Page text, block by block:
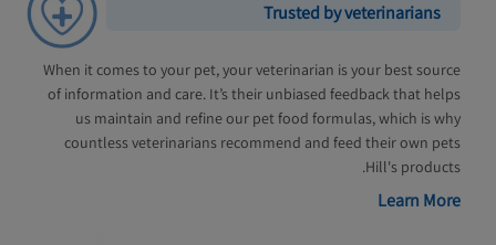
Trusted by veterinarians
When it comes to your pet, your veterinarian is your best source
of information and care. It’s their unbiased feedback that helps
us maintain and refine our pet food formulas, which is why
countless veterinarians recommend and feed their own pets
Hill's products.
Learn More